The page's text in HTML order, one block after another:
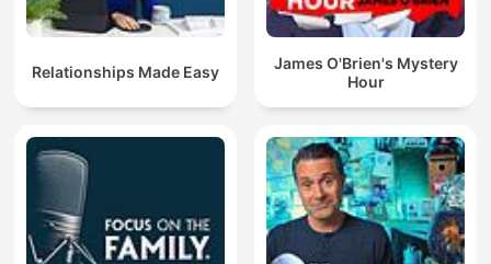
Relationships Made Easy
James O'Brien's Mystery
Hour